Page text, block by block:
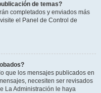
de temas?
completados y enviados más
el Panel de Control de
que los mensajes publicados en
necesiten ser revisados
La Administración le haya